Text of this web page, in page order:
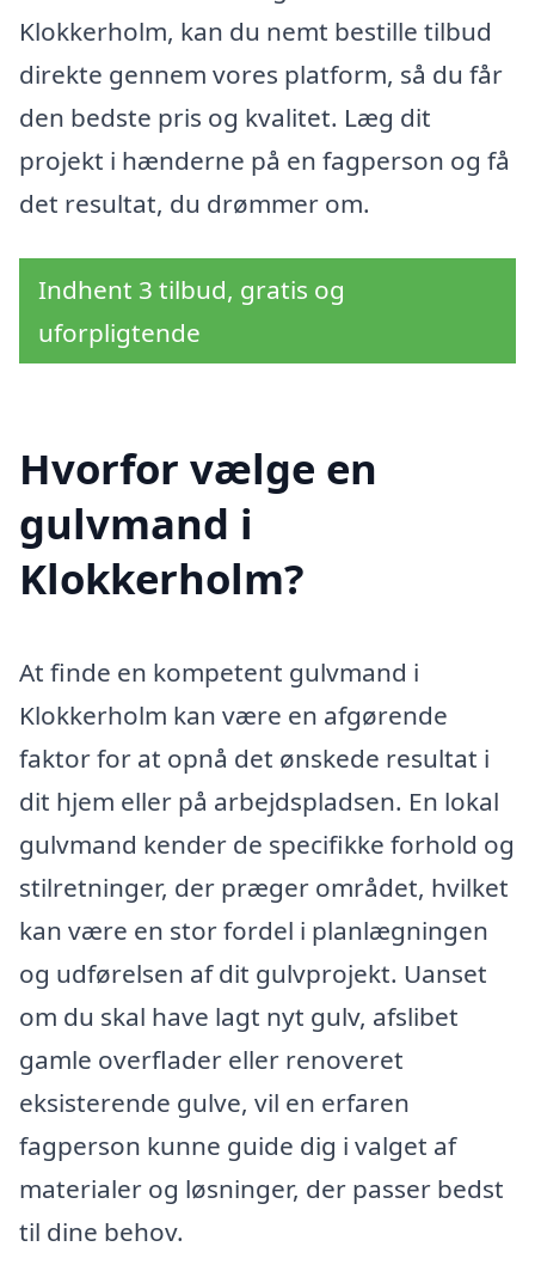
Klokkerholm, kan du nemt bestille tilbud
direkte gennem vores platform, så du får
den bedste pris og kvalitet. Læg dit
projekt i hænderne på en fagperson og få
det resultat, du drømmer om.
Indhent 3 tilbud, gratis og
uforpligtende
Hvorfor vælge en
gulvmand i
Klokkerholm?
At finde en kompetent gulvmand i
Klokkerholm kan være en afgørende
faktor for at opnå det ønskede resultat i
dit hjem eller på arbejdspladsen. En lokal
gulvmand kender de specifikke forhold og
stilretninger, der præger området, hvilket
kan være en stor fordel i planlægningen
og udførelsen af dit gulvprojekt. Uanset
om du skal have lagt nyt gulv, afslibet
gamle overflader eller renoveret
eksisterende gulve, vil en erfaren
fagperson kunne guide dig i valget af
materialer og løsninger, der passer bedst
til dine behov.